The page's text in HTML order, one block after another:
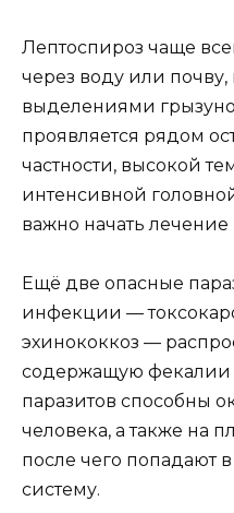
Лептоспироз чаще
через воду или почву,
выделениями
проявляется рядом
частности, высокой
интенсивной
важно начать
Ещё две опасные
инфекции —
эхинококкоз —
содержащую фекалии
паразитов способны
человека, а также на
после чего попадают
систему.